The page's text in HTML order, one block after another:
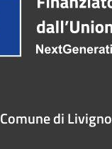
Comune di Livigno